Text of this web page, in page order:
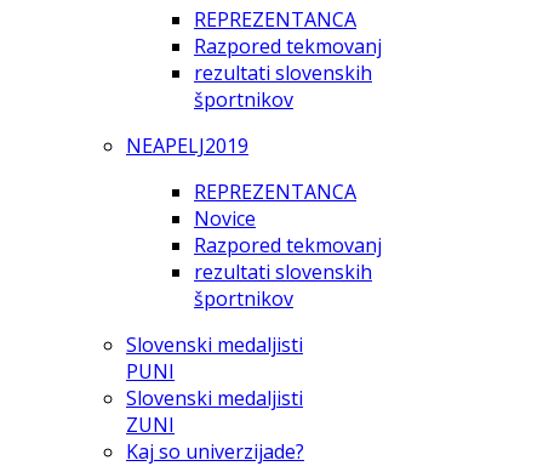
REPREZENTANCA
Razpored tekmovanj
rezultati slovenskih
športnikov
NEAPELJ2019
REPREZENTANCA
Novice
Razpored tekmovanj
rezultati slovenskih
športnikov
Slovenski medaljisti
PUNI
Slovenski medaljisti
ZUNI
Kaj so univerzijade?